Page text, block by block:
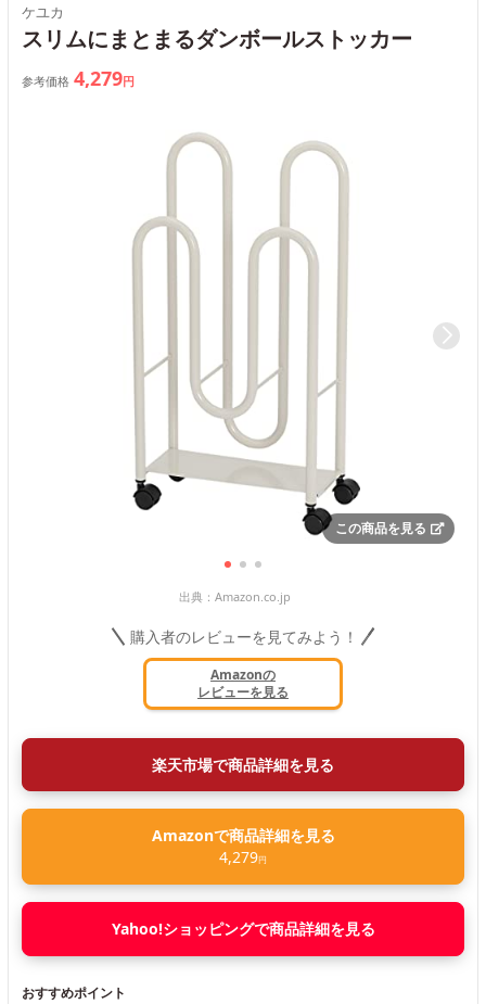
ケユカ
スリムにまとまるダンボールストッカー
参考価格 4,279円
この商品を見る
出典： Amazon.co.jp
購入者のレビューを見てみよう！
Amazonの
レビューを見る
楽天市場で商品詳細を見る
Amazonで商品詳細を見る
4,279円
Yahoo!ショッピングで商品詳細を見る
おすすめポイント